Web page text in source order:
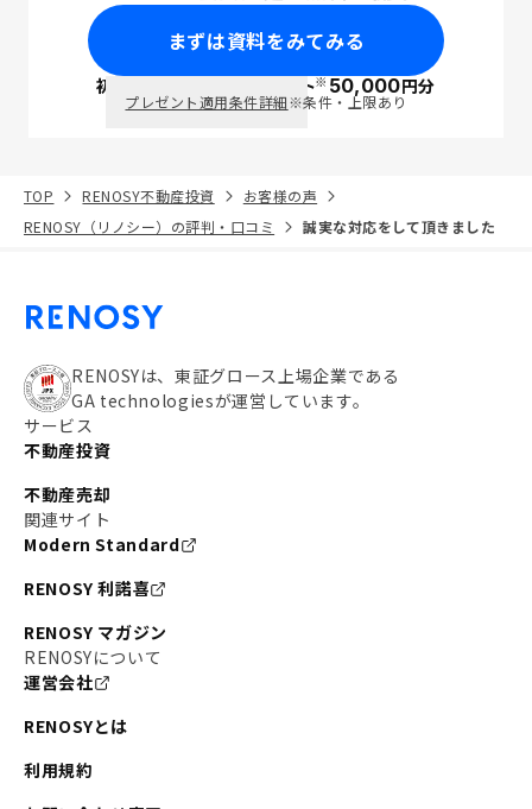
まずは資料をみてみる
初回面談で ポイント※50,000円分
プレゼント適用条件詳細※条件・上限あり
TOP RENOSY不動産投資
お客様の声
RENOSY（リノシー）の評判・口コミ
誠実な対応をして頂きました
RENOSYは、東証グロース上場企業である
GA technologiesが運営しています。
サービス
不動産投資
不動産売却
関連サイト
Modern Standard
RENOSY 利諾喜
RENOSY マガジン
RENOSYについて
運営会社
RENOSYとは
利用規約